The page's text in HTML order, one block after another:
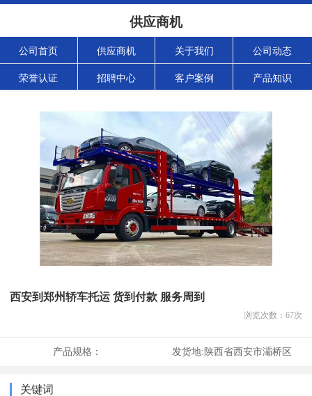
供应商机
公司首页 供应商机 关于我们 公司动态
荣誉认证 招聘中心 客户案例 产品知识
西安到郑州轿车托运 货到付款 服务周到
浏览次数： 67次
产品规格： 发货地:陕西省西安市灞桥区
关键词